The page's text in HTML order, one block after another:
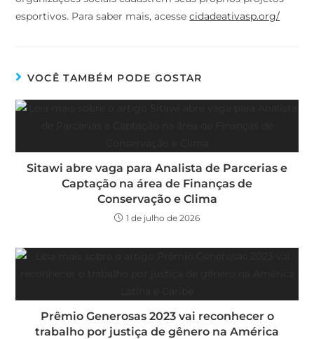
esportivos. Para saber mais, acessecidadeativasp.org/
VOCÊ TAMBÉM PODE GOSTAR
Sitawi abre vaga para Analista de Parcerias e
Captação na área de Finanças de
Conservação e Clima
1 de julho de 2026
Prêmio Generosas 2023 vai reconhecer o
trabalho por justiça de gênero na América